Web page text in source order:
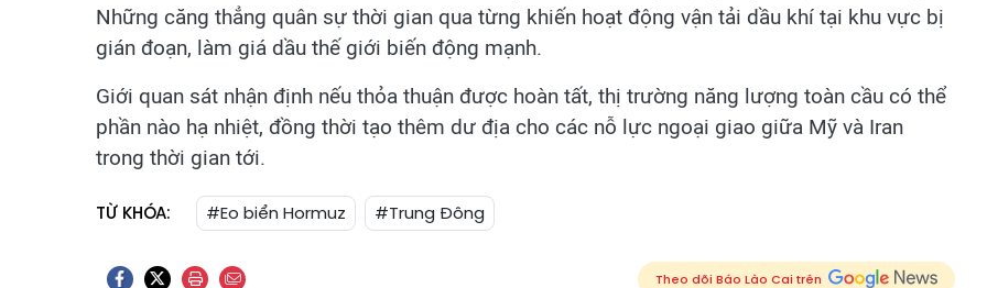
Những căng thẳng quân sự thời gian qua từng khiến hoạt động vận tải dầu khí tại khu vực bị
gián đoạn, làm giá dầu thế giới biến động mạnh.
Giới quan sát nhận định nếu thỏa thuận được hoàn tất, thị trường năng lượng toàn cầu có thể
phần nào hạ nhiệt, đồng thời tạo thêm dư địa cho các nỗ lực ngoại giao giữa Mỹ và Iran
trong thời gian tới.
TỪ KHÓA: #Eo biển Hormuz #Trung Đông
Theo dõi Báo Lào Cai trên